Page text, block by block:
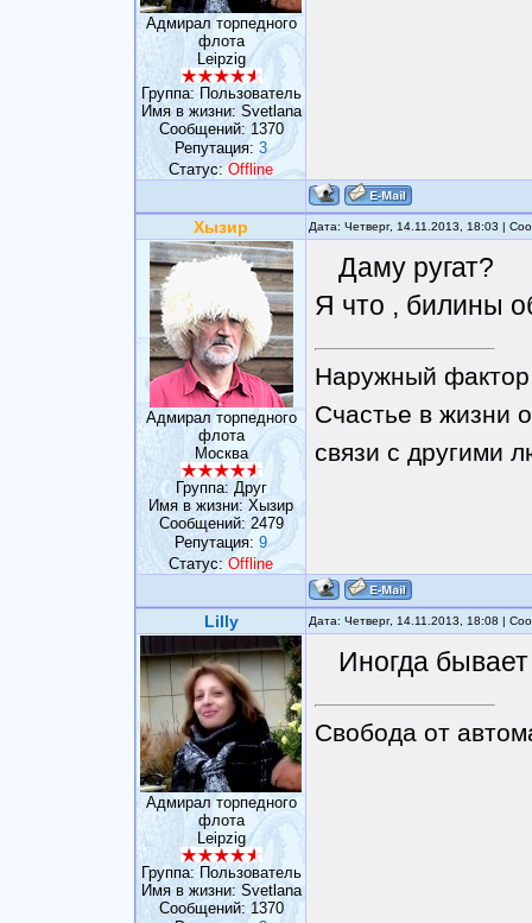
Адмирал торпедного
флота
Leipzig
Группа: Пользователь
Имя в жизни: Svetlana
Сообщений: 1370
Репутация: 3
Статус:Offline
Хызир Дата: Четверг, 14.11.2013, 18:03 |
Адмирал торпедного
флота
Москва
Группа: Друг
Имя в жизни: Хызир
Сообщений: 2479
Репутация: 9
Статус:Offline
Даму ругат?
Я что , билины
Наружный фактор
Счастье в жизни
связи с другими
Lilly Дата: Четверг, 14.11.2013, 18:08 |
Адмирал торпедного
флота
Leipzig
Группа: Пользователь
Имя в жизни: Svetlana
Сообщений: 1370
Иногда
Свобода от